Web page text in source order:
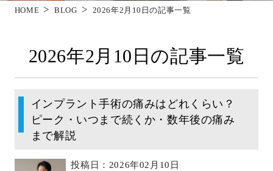
HOME BLOG 2026年2月10日の記事一覧
2026年2月10日の記事一覧
インプラント手術の痛みはどれくらい？
ピーク・いつまで続くか・数年後の痛み
まで解説
投稿日：2026年02月10日